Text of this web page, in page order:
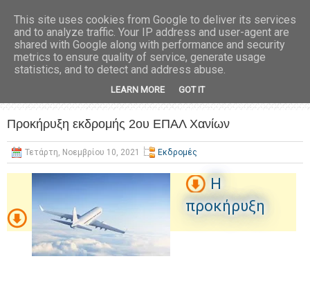
Προκήρυξη εκδρομής 2ου ΕΠΑΛ Χανίων
Τετάρτη, Νοεμβρίου 10, 2021 Εκδρομές
Η
προκήρυξη
This site uses cookies from Google to deliver its services
and to analyze traffic. Your IP address and user-agent are
shared with Google along with performance and security
metrics to ensure quality of service, generate usage
statistics, and to detect and address abuse.
LEARN MORE GOT IT